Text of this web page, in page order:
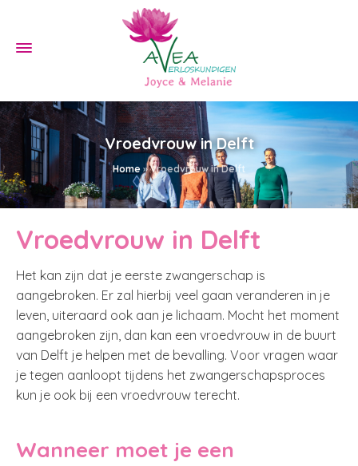
Vroedvrouw in Delft
Home »Vroedvrouw in Delft
Vroedvrouw in Delft
Het kan zijn dat je eerste zwangerschap is
aangebroken. Er zal hierbij veel gaan veranderen in je
leven, uiteraard ook aan je lichaam. Mocht het moment
aangebroken zijn, dan kan een vroedvrouw in de buurt
van Delft je helpen met de bevalling. Voor vragen waar
je tegen aanloopt tijdens het zwangerschapsproces
kun je ook bij een vroedvrouw terecht.
Wanneer moet je een